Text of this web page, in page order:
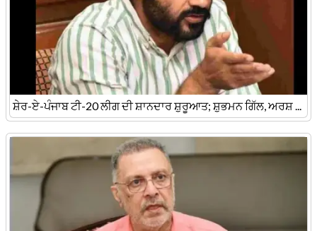
ਸ਼ੇਰ-ਏ-ਪੰਜਾਬ ਟੀ-20 ਲੀਗ ਦੀ ਸ਼ਾਨਦਾਰ ਸ਼ੁਰੂਆਤ; ਸ਼ੁਭਮਨ ਗਿੱਲ, ਅਰਸ਼ ...